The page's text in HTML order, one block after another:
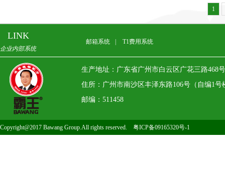
1
LINK
企业内部系统
邮箱系统 T1费用系统
生产地址：广东省广州市白云区广花三路468
住所：广州市南沙区丰泽东路106号（自编1号
邮编：511458
Copyright@2017 Bawang Group.All rights reserved. 粤ICP备09165320号-1